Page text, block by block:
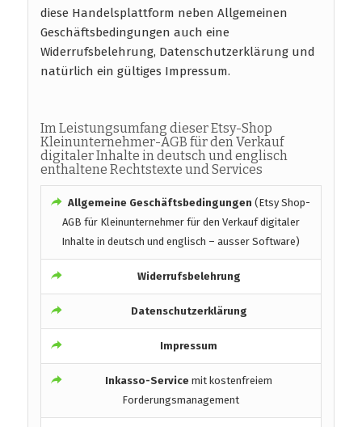
diese Handelsplattform neben Allgemeinen
Geschäftsbedingungen auch eine
Widerrufsbelehrung, Datenschutzerklärung und
natürlich ein gültiges Impressum.
Im Leistungsumfang dieser Etsy-Shop
Kleinunternehmer-AGB für den Verkauf
digitaler Inhalte in deutsch und englisch
enthaltene Rechtstexte und Services
Allgemeine Geschäftsbedingungen (Etsy Shop-
AGB für Kleinunternehmer für den Verkauf digitaler
Inhalte in deutsch und englisch – ausser Software)
Widerrufsbelehrung
Datenschutzerklärung
Impressum
Inkasso-Service mit kostenfreiem
Forderungsmanagement